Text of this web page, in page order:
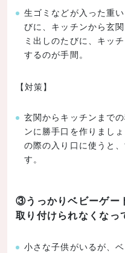
生ゴミなどが入った重
びに、キッチンから玄
ミ出しのたびに、キッ
するのが手間。
【対策】
玄関からキッチンまで
ンに勝手口を作りまし
の際の入り口に使うと
す。
③うっかりベビーゲー
取り付けられなくなっ
小さな子供がいるが、